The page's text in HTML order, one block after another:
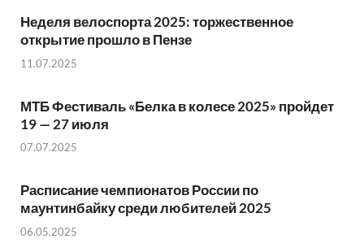
Неделя велоспорта 2025: торжественное
открытие прошло в Пензе
11.07.2025
МТБ Фестиваль «Белка в колесе 2025» пройдет
19 — 27 июля
07.07.2025
Расписание чемпионатов России по
маунтинбайку среди любителей 2025
06.05.2025